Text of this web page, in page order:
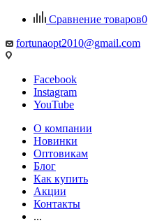
Сравнение товаров0
fortunaopt2010@gmail.com
Facebook
Instagram
YouTube
О компании
Новинки
Оптовикам
Блог
Как купить
Акции
Контакты
...